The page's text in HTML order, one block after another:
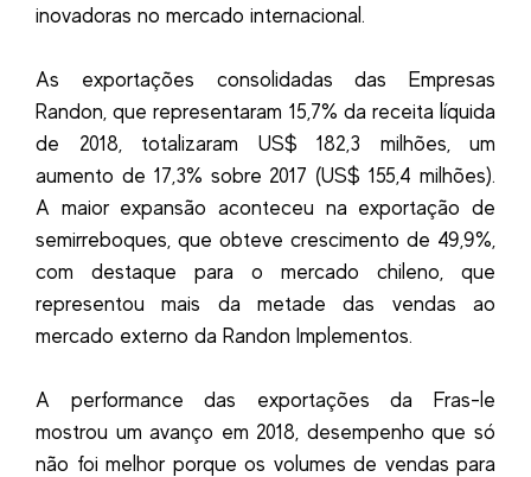
inovadoras no mercado internacional.
As exportações consolidadas das Empresas
Randon, que representaram 15,7% da receita líquida
de 2018, totalizaram US$ 182,3 milhões, um
aumento de 17,3% sobre 2017 (US$ 155,4 milhões).
A maior expansão aconteceu na exportação de
semirreboques, que obteve crescimento de 49,9%,
com destaque para o mercado chileno, que
representou mais da metade das vendas ao
mercado externo da Randon Implementos.
A performance das exportações da Fras-le
mostrou um avanço em 2018, desempenho que só
não foi melhor porque os volumes de vendas para